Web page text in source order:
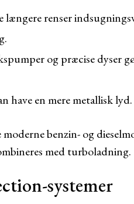
renser
og præcise dyser
have en mere metallisk lyd.
benzin- og
med turboladning.
systemer